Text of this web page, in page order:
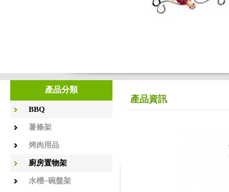
產品分類
BBQ
薯條架
烤肉用品
廚房置物架
水槽~碗盤架
產品資訊